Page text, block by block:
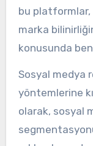
bu
marka
konusunda
Sosyal medya
yöntemlerine
olarak, sosyal